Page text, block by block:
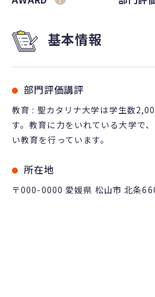
基本情報
部門評価講評
教育 : 聖カタリナ大学は学生数
す。教育に力をいれている大学で
い教育を行っています。
所在地
〒000-0000 愛媛県 松山市 北条